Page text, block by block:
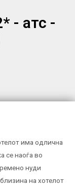
- атс -
има одлична
се наоѓа во
нуди
на хотелот